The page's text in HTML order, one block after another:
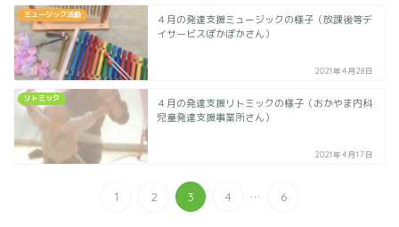
ミュージック活動
４月の発達支援ミュージックの様子（放課後等デ
イサービスぽかぽかさん）
2021年4月28日
リトミック
４月の発達支援リトミックの様子（おかやま内科
児童発達支援事業所さん）
2021年4月17日
1 2 3 4 ... 6